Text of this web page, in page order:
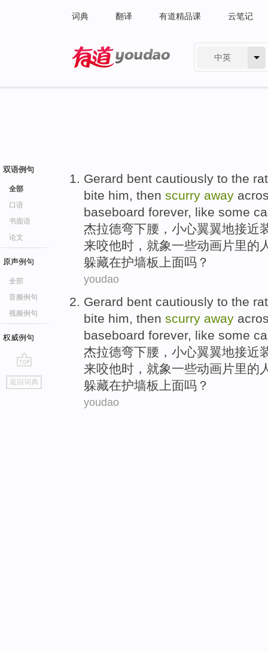
词典 翻译 有道精品课 云笔记
中英
双语例句
全部
口语
书面语
论文
原声例句
全部
音频例句
视频例句
权威例句
go
top
返回词典
Gerard bent cautiously to the rat
bite him, then scurry away
baseboard forever, like some
杰拉德弯下腰， 小心翼翼地接近
来咬他时， 就象一些动画片里的
躲藏在护墙板上面吗？
youdao
Gerard bent cautiously to the rat
bite him, then scurry away
baseboard forever, like some
杰拉德弯下腰， 小心翼翼地接近
来咬他时， 就象一些动画片里的
躲藏在护墙板上面吗？
youdao